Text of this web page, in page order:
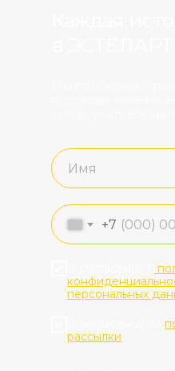
+7
персональных
рассылки